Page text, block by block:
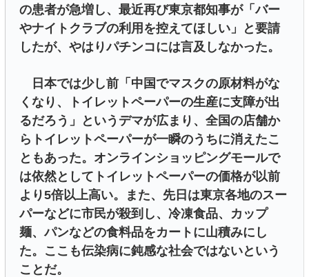
の患者が急増し、最近再び東京都知事が「バー
やナイトクラブの利用を控えてほしい」と要請
したが、やはりパチンコには言及しなかった。
日本では少し前「中国でマスクの原材料がな
くなり、トイレットペーパーの生産に支障が出
るだろう」というデマが広まり、全国の店舗か
らトイレットペーパーが一瞬のうちに消えたこ
ともあった。オンラインショッピングモールで
は依然としてトイレットペーパーの価格が以前
より5倍以上高い。また、先日は東京各地のスー
パーなどに市民が殺到し、冷凍食品、カップ
麺、パンなどの食料品をカートに山積みにし
た。ここも伝染病に鈍感な社会ではないという
ことだ。